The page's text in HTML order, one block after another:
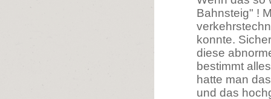
Bahnsteig" !
konnte.
diese
bestimmt
hatte man
und das